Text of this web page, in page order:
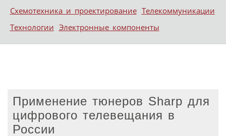
Схемотехника и проектирование Телекоммуникации
Технологии Электронные компоненты
Применение тюнеров Sharp для
цифрового телевещания в
России